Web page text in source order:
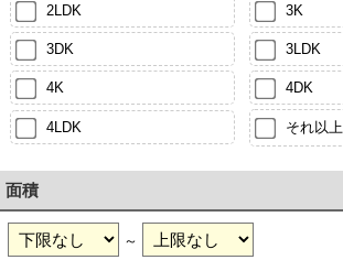
2LDK 3K
3DK 3LDK
4K 4DK
4LDK それ以上
面積
～